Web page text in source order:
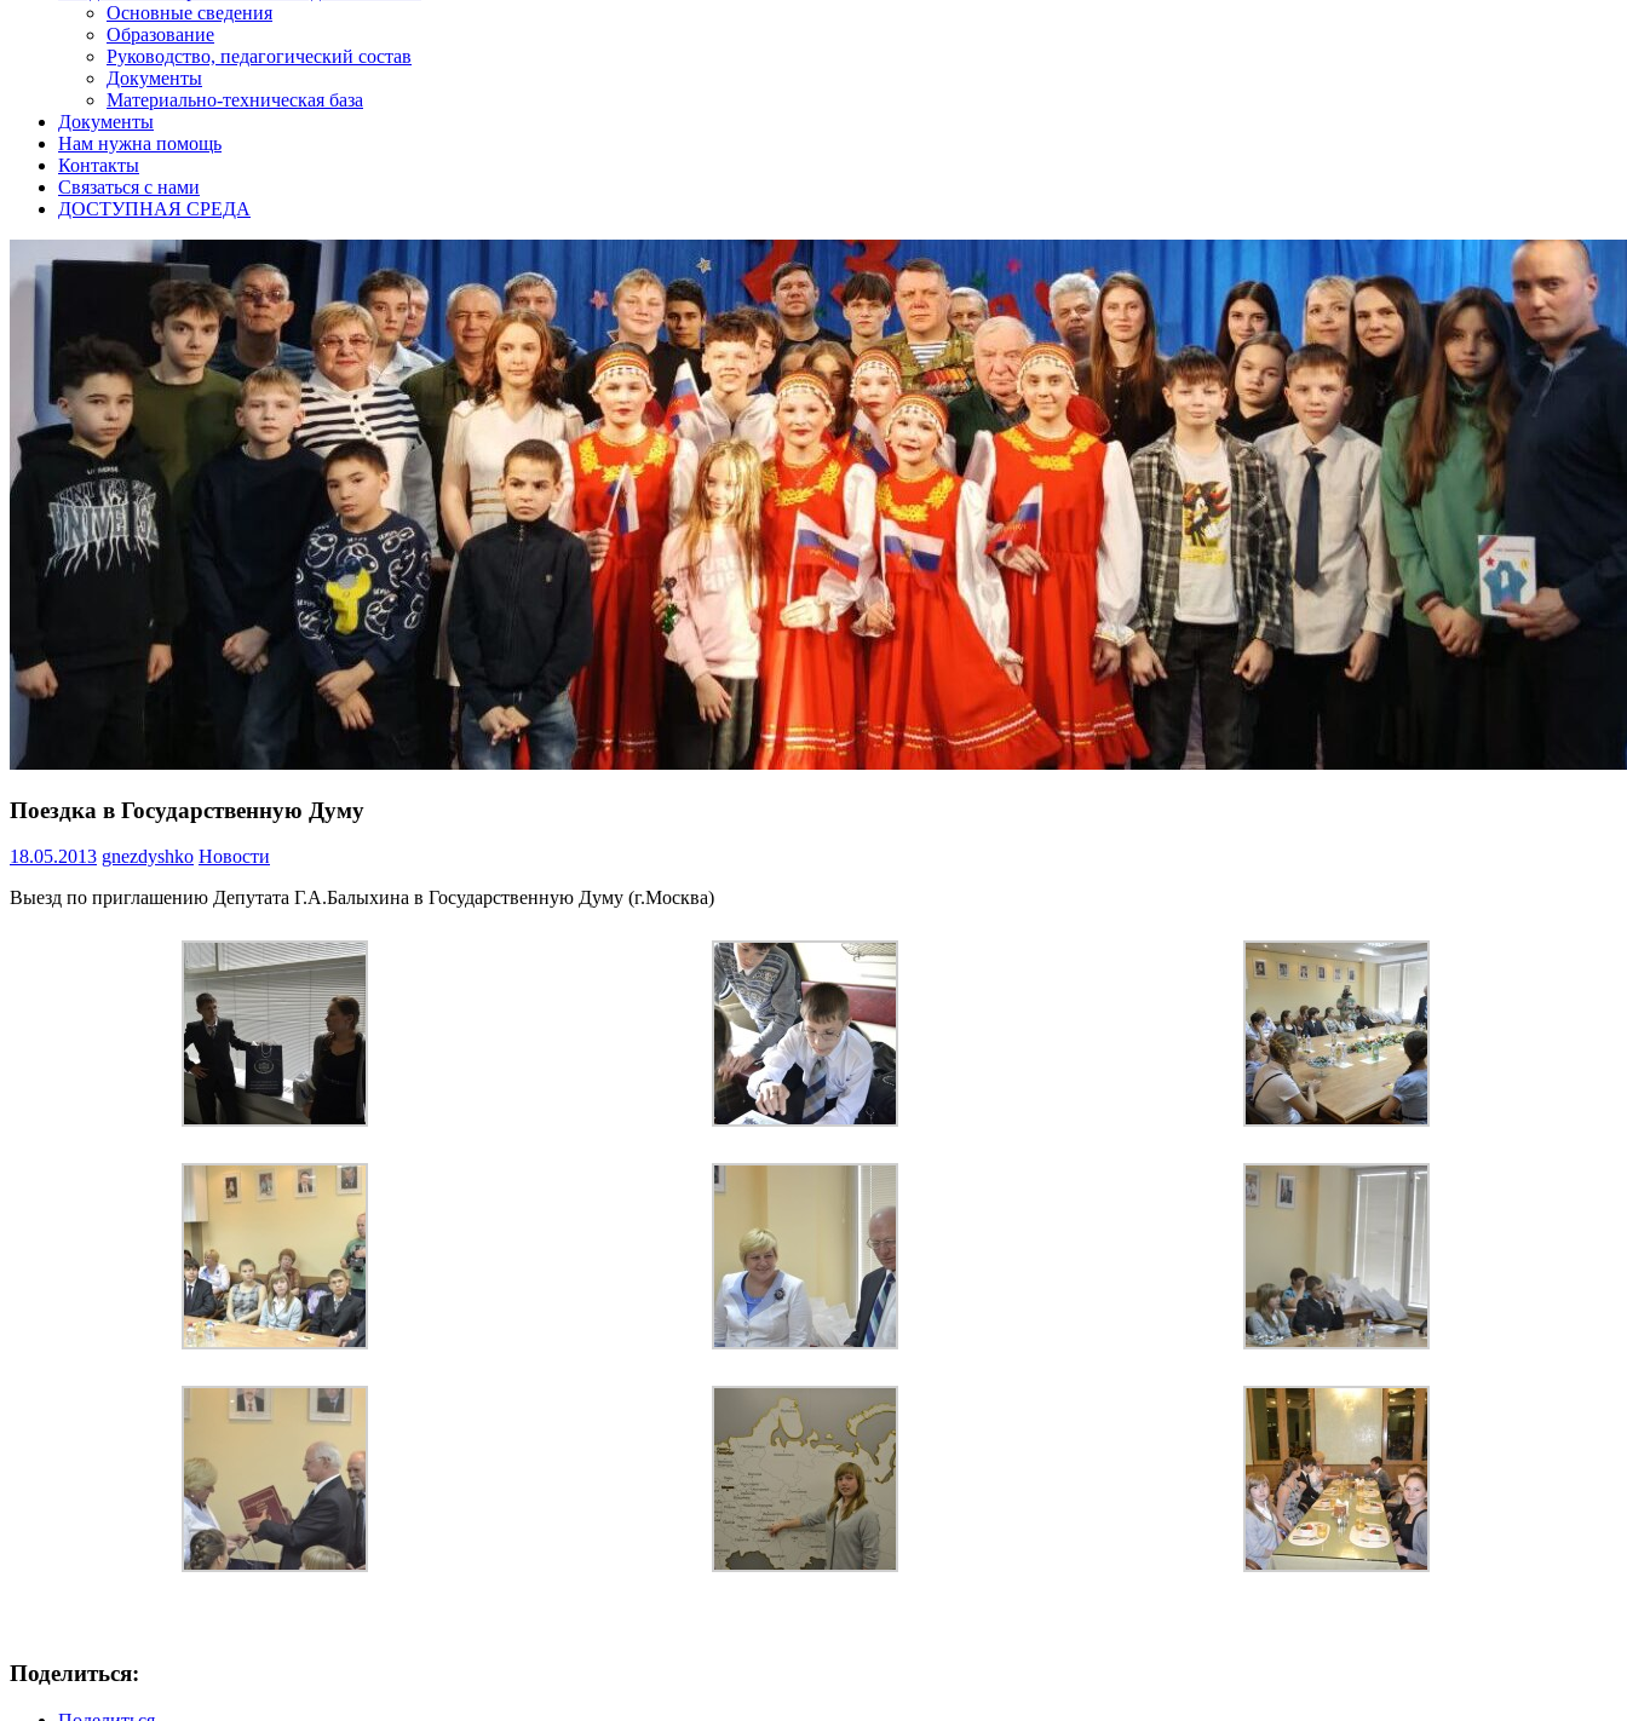
Основные сведения
Образование
Руководство, педагогический состав
Документы
Материально-техническая база
Документы
Нам нужна помощь
Контакты
Связаться с нами
ДОСТУПНАЯ СРЕДА
Поездка в Государственную Думу
18.05.2013 gnezdyshko Новости
Выезд по приглашению Депутата Г.А.Балыхина в Государственную Думу (г.Москва)
Поделиться: